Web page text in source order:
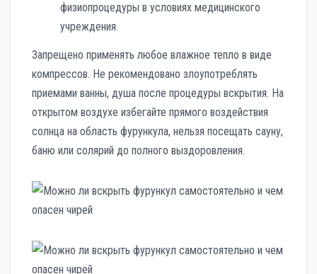
физиопроцедуры в условиях медицинского
учреждения.
Запрещено применять любое влажное тепло в виде
компрессов. Не рекомендовано злоупотреблять
приемами ванны, душа после процедуры вскрытия. На
открытом воздухе избегайте прямого воздействия
солнца на область фурункула, нельзя посещать сауну,
баню или солярий до полного выздоровления.